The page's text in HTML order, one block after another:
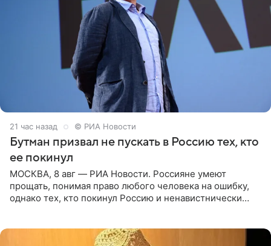
21 час назад © РИА Новости
Бутман призвал не пускать в Россию тех, кто
ее покинул
МОСКВА, 8 авг — РИА Новости. Россияне умеют
прощать, понимая право любого человека на ошибку,
однако тех, кто покинул Россию и ненавистнически